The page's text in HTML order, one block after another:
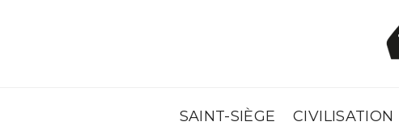
SAINT-SIÈGE CIVILISATION